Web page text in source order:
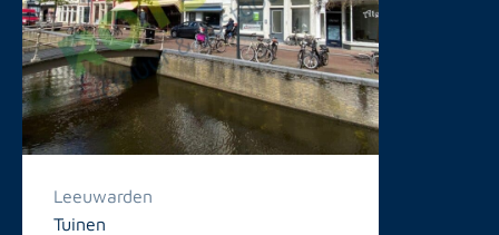
Leeuwarden
Tuinen